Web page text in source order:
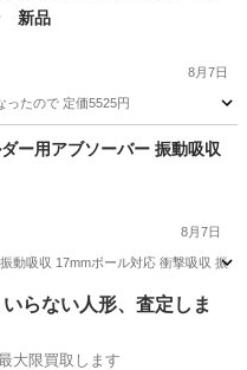
新品
8月7日
ったので 定価5525円
換気扇
ー用アブソーバー 振動吸収
8月7日
動吸収 17mmボール対応 衝撃吸収 振
いらない人形、査定しま
大限買取します